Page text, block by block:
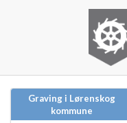
Graving i Lørenskog
kommune